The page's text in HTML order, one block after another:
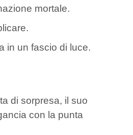
mortale.
in un fascio di luce.
di sorpresa, il suo
con la punta